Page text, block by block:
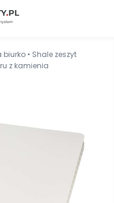
biurko • Shale zeszyt
z kamienia